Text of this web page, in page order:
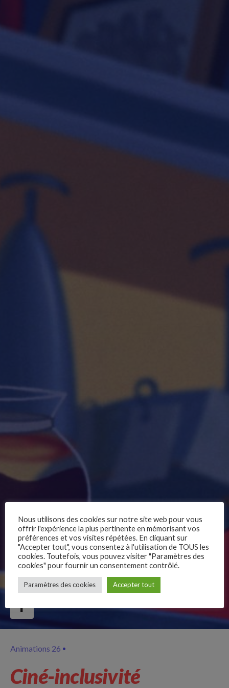
Follow Us
Animations 26
Ciné-inclusivité
Nous utilisons des cookies sur notre site web pour vous
offrir l'expérience la plus pertinente en mémorisant vos
préférences et vos visites répétées. En cliquant sur
"Accepter tout", vous consentez à l'utilisation de TOUS les
cookies. Toutefois, vous pouvez visiter "Paramètres des
cookies" pour fournir un consentement contrôlé.
Paramètres des cookies Accepter tout